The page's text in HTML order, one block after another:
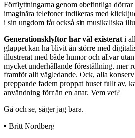
Förflyttningarna genom obefintliga dörrar
imaginära telefoner indikeras med
i sin ungdom får också sin musikaliska
Generationsklyftor har väl existerati
glappet kan ha blivit än större med
illustrerat med både humor och allvar
mycket underhållande föreställning, mer
framför allt vägledande. Ock, alla
preppande fadern proppat huset fullt av,
användning förr än en anar. Vem vet?
Gå och se, säger jag bara.
▪ Britt Nordberg